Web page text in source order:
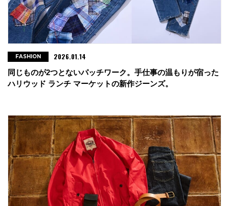
同じものが2つとないパッチワーク。手仕事の温もりが宿った
ハリウッド ランチ マーケットの新作ジーンズ。
FASHION 2026.01.14